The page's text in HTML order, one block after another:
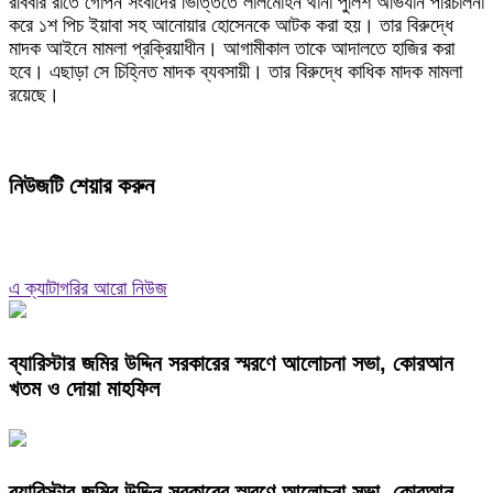
করে ১শ পিচ ইয়াবা সহ আনোয়ার হোসেনকে আটক করা হয়। তার বিরুদ্ধে
মাদক আইনে মামলা প্রক্রিয়াধীন। আগামীকাল তাকে আদালতে হাজির করা
হবে। এছাড়া সে চিহ্নিত মাদক ব্যবসায়ী। তার বিরুদ্ধে কাধিক মাদক মামলা
রয়েছে।
নিউজটি শেয়ার করুন
এ ক্যাটাগরির আরো নিউজ
ব্যারিস্টার জমির উদ্দিন সরকারের স্মরণে আলোচনা সভা, কোরআন
খতম ও দোয়া মাহফিল